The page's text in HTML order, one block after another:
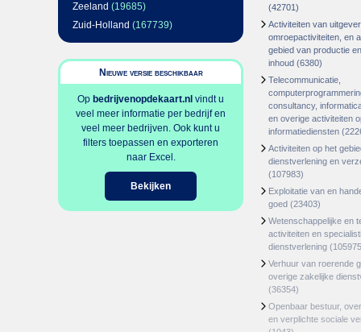
Zeeland (19685)
Zuid-Holland (167739)
Nieuwe versie beschikbaar
Op bedrijvenopdekaart.nl vindt u
veel meer informatie per bedrijf en
veel meer bedrijven. Ook kunt u
filters toepassen en exporteren
naar Excel.
Bekijken
(42701)
Activiteiten van
omroepactiviteiten, en
gebied van productie
inhoud (6380)
Telecommunicatie,
consultancy,
en overige activiteiten
informatiediensten
Activiteiten op het
dienstverlening en
(107983)
Exploitatie van en
goed (23403)
Wetenschappelijke en
activiteiten en
dienstverlening
Verhuur van roerende
overige zakelijke
(36354)
Openbaar bestuur,
en verplichte sociale